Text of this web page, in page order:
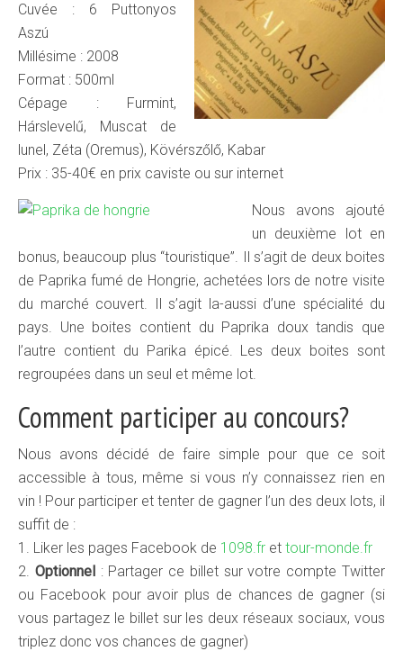
Cuvée : 6 Puttonyos
Aszú
Millésime : 2008
Format : 500ml
Cépage : Furmint,
Hárslevelű, Muscat de
lunel, Zéta (Oremus), Kövérszőlő, Kabar
Prix : 35-40€ en prix caviste ou sur internet
Nous avons ajouté
un deuxième lot en
bonus, beaucoup plus “touristique”. Il s’agit de deux boites
de Paprika fumé de Hongrie, achetées lors de notre visite
du marché couvert. Il s’agit la-aussi d’une spécialité du
pays. Une boites contient du Paprika doux tandis que
l’autre contient du Parika épicé. Les deux boites sont
regroupées dans un seul et même lot.
Comment participer au concours?
Nous avons décidé de faire simple pour que ce soit
accessible à tous, même si vous n’y connaissez rien en
vin ! Pour participer et tenter de gagner l’un des deux lots, il
suffit de :
1. Liker les pages Facebook de 1098.fr et tour-monde.fr
2. Optionnel: Partager ce billet sur votre compte Twitter
ou Facebook pour avoir plus de chances de gagner (si
vous partagez le billet sur les deux réseaux sociaux, vous
triplez donc vos chances de gagner)